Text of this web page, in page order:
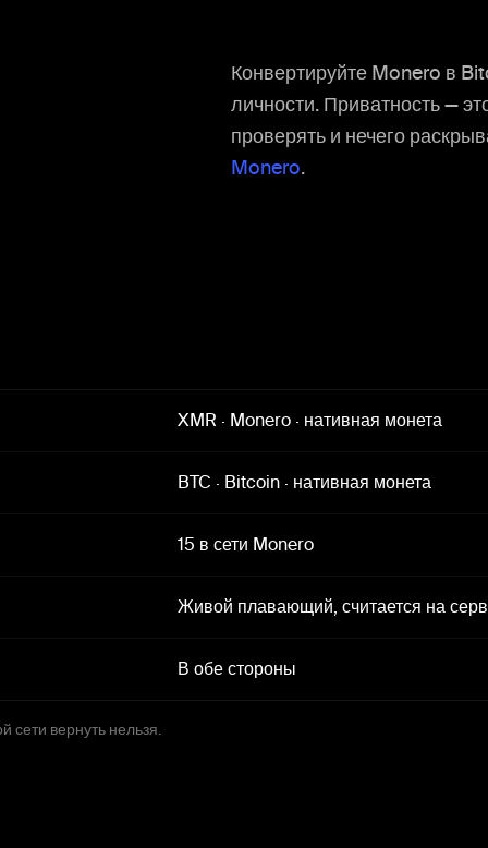
Конвертируйте Monero в
личности. Приватность —
проверять и нечего
Monero.
XMR · Monero · нативная монета
BTC · Bitcoin · нативная монета
15 в сети Monero
Живой плавающий, считается на
В обе стороны
сети вернуть нельзя.